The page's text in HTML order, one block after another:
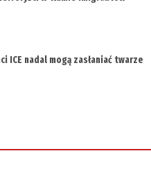
ICE nadal mogą zasłaniać twarze